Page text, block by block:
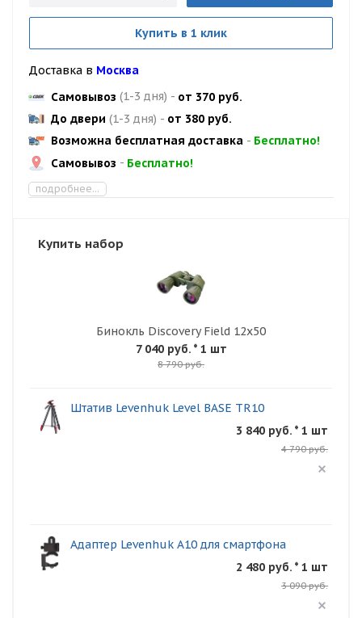
Купить в 1 клик
Доставка в Москва
Самовывоз (1-3 дня) - от 370 руб.
До двери (1-3 дня) - от 380 руб.
Возможна бесплатная доставка - Бесплатно!
Самовывоз - Бесплатно!
подробнее...
Купить набор
Бинокль Discovery Field 12x50
7 040 руб.* 1 шт
8 790 руб.
Штатив Levenhuk Level BASE TR10
3 840 руб. * 1 шт
4 790 руб.
Адаптер Levenhuk A10 для смартфона
2 480 руб. * 1 шт
3 090 руб.